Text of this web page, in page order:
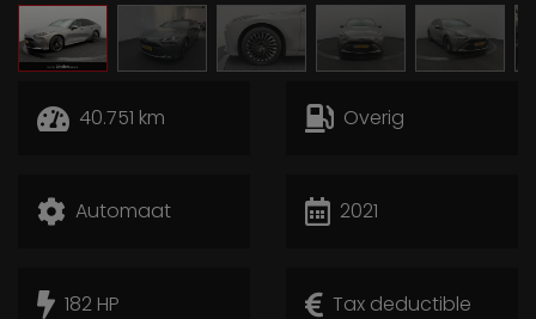
40.751 km Overig
Automaat 2021
182 HP Tax deductible